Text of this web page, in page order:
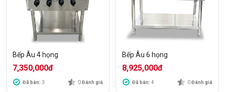
Bếp Âu 4 họng
7,350,000đ
Đã bán: 3 0Đánh giá
Bếp Âu 6 họng
8,925,000đ
Đã bán: 4 0Đánh giá